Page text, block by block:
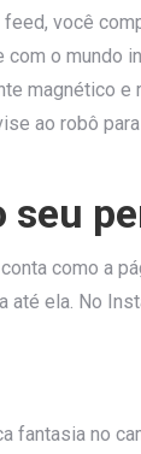
você
com o mundo
magnético e
ao robô
seu
como a
até ela. No
fantasia no